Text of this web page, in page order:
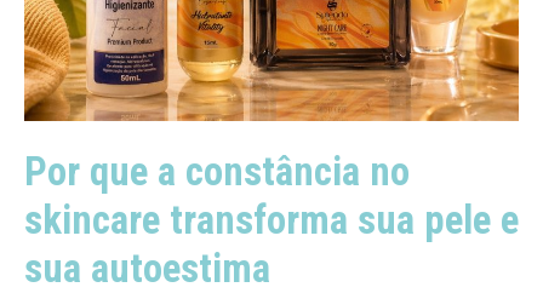
Por que a constância no
skincare transforma sua pele e
sua autoestima
autoestima